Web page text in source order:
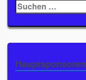
Suchen
nach:
Hauptsponsoren